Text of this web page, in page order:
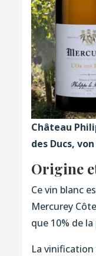
Château
des Ducs,
Origine
Ce vin blanc
Mercurey
que 10% de
La